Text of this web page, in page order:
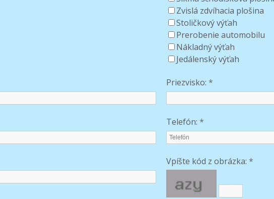
Zvislá zdvíhacia plošina
Stoličkový výťah
Prerobenie automobilu
Nákladný výťah
Jedálenský výťah
Priezvisko: *
Telefón: *
Vpíšte kód z obrázka: *